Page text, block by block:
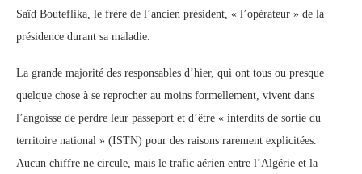
Saïd Bouteflika, le frère de l’ancien président, « l’opérateur » de la
présidence durant sa maladie.
La grande majorité des responsables d’hier, qui ont tous ou presque
quelque chose à se reprocher au moins formellement, vivent dans
l’angoisse de perdre leur passeport et d’être « interdits de sortie du
territoire national » (ISTN) pour des raisons rarement explicitées.
Aucun chiffre ne circule, mais le trafic aérien entre l’Algérie et la